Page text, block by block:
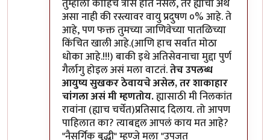
असा नाही की रस्त्यावर वायु प्रदुषण ०% आहे. ते
आहे, पण फक्त तुमच्या जाणिवेच्या पातळिच्या
किंचित खाली आहे.(आणि हाच सर्वात मोठा
धोका आहे.!!!) बाकी इथे अतिसेवनाचा मुद्दा पुर्ण
गैर्लागु होइल असं मला वाटतं.तेच उपलब्ध
आयुष्य सुखकर ठेवायचे असेल, तर शाकाहार
चांगला असं मी म्हणतोय.ह्यासाठी मी निलकांत
रावांना (ह्याच चर्चेत)प्रतिसाद दिलाय. तो आपण
पाहिलात का? त्याबद्दल आपलं काय मत आहे?
"नैसर्गिक बुद्धी" म्हण्जे मला "उपजत